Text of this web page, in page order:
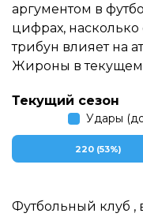
аргументом в
цифрах,
трибун влияет на
Жироны в текущем
Текущий сезон
Удары
220 (53%)
Футбольный клуб ,